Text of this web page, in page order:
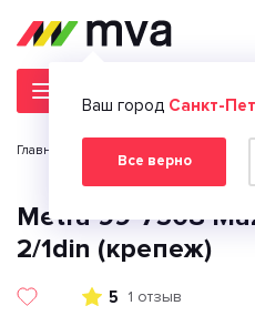
Ваш город Санкт-
Все верно
Главная страница
Metra 99-7508
2/1din (крепеж)
5 1 отзыв